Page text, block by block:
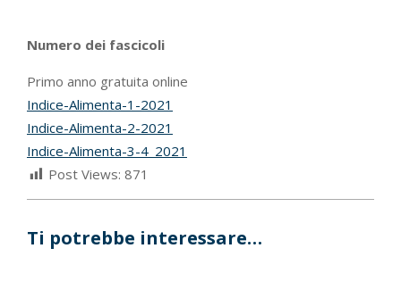
Numero dei fascicoli
Primo anno gratuita online
Indice-Alimenta-1-2021
Indice-Alimenta-2-2021
Indice-Alimenta-3-4_2021
Post Views: 871
Ti potrebbe interessare…